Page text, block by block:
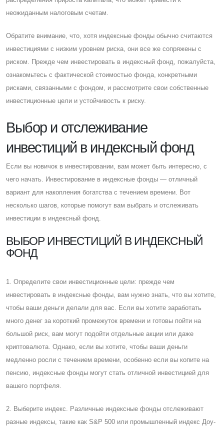
неожиданным налоговым счетам.
Обратите внимание, что, хотя индексные фонды обычно считаются
инвестициями с низким уровнем риска, они все же сопряжены с
риском. Прежде чем инвестировать в индексный фонд, пожалуйста,
ознакомьтесь с фактической стоимостью фонда, конкретными
рисками, связанными с фондом, и рассмотрите свои собственные
инвестиционные цели и устойчивость к риску.
Выбор и отслеживание
инвестиций в индексный фонд
Eсли вы новичок в инвестировании, вам может быть интересно, с
чего начать. Инвестирование в индексные фонды — отличный
вариант для накопления богатства с течением времени. Вот
несколько шагов, которые помогут вам выбрать и отслеживать
инвестиции в индексный фонд.
ВЫБОР ИНВЕСТИЦИЙ В ИНДЕКСНЫЙ
ФОНД
1. Определите свои инвестиционные цели: прежде чем
инвестировать в индексные фонды, вам нужно знать, что вы хотите,
чтобы ваши деньги делали для вас. Eсли вы хотите заработать
много денег за короткий промежуток времени и готовы пойти на
большой риск, вам могут подойти отдельные акции или даже
криптовалюта. Однако, если вы хотите, чтобы ваши деньги
медленно росли с течением времени, особенно если вы копите на
пенсию, индексные фонды могут стать отличной инвестицией для
вашего портфеля.
2. Выберите индекс. Различные индексные фонды отслеживают
разные индексы, такие как S&P 500 или промышленный индекс Доу-